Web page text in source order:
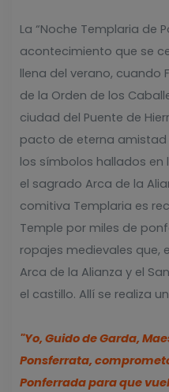
La “Noche Templaria de
acontecimiento que se
llena del verano, cuando
de la Orden de los
ciudad del Puente de
pacto de eterna
los símbolos hallados en
el sagrado Arca de la
comitiva Templaria es
Temple por miles de
ropajes medievales que,
Arca de la Alianza y el
el castillo. Allí se realiza
"Yo, Guido de Garda,
Ponsferrata,
Ponferrada para que